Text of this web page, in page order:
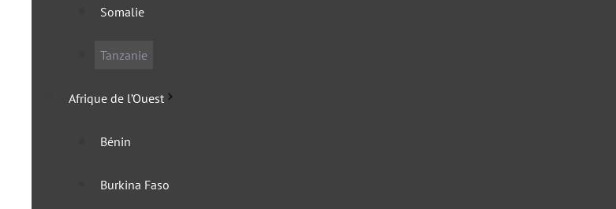
Somalie
Tanzanie
Afrique de l’Ouest
Bénin
Burkina Faso